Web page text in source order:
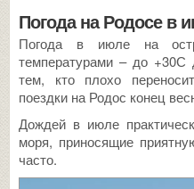
Погода на Родосе в
Погода в июле на
температурами – до
тем, кто плохо
поездки на Родос конец
Дождей в июле
моря, приносящие
часто.